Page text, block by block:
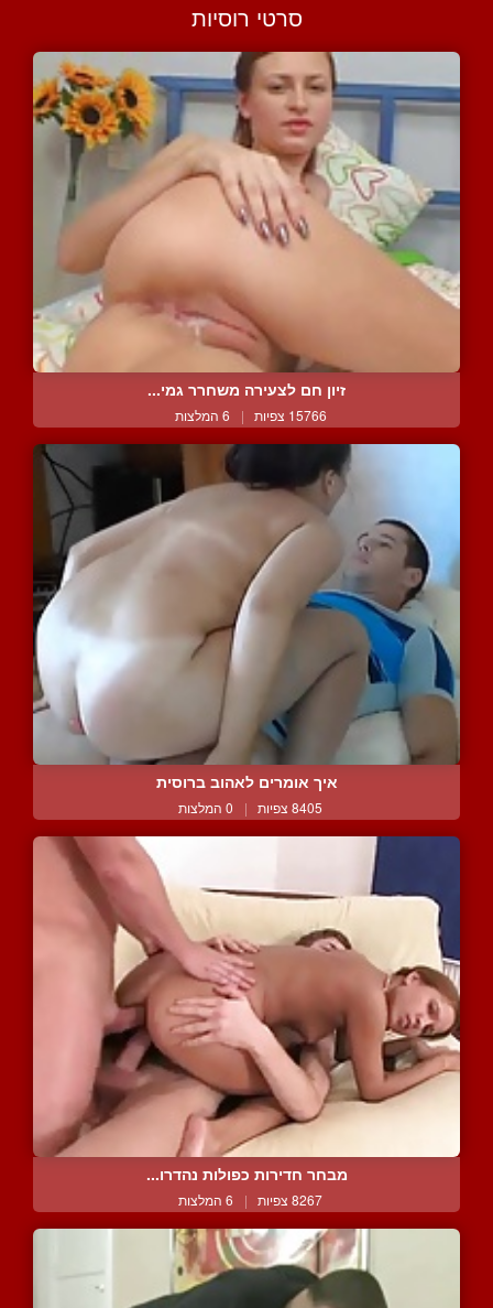
סרטי רוסיות
זיון חם לצעירה משחרר גמי...
15766 צפיות | 6 המלצות
איך אומרים לאהוב ברוסית
8405 צפיות | 0 המלצות
מבחר חדירות כפולות נהדרו...
8267 צפיות | 6 המלצות